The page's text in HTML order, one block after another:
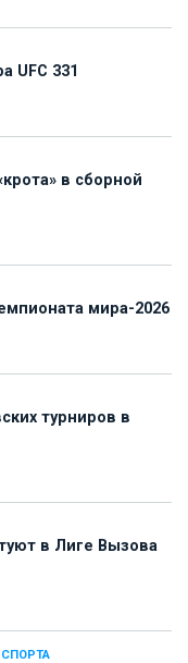
UFC 331
в сборной
мира-2026
турниров в
в Лиге Вызова